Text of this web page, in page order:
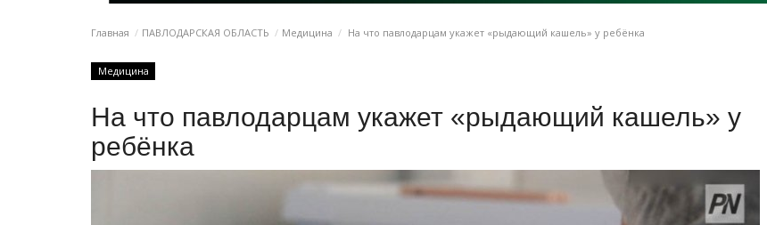
Главная ПАВЛОДАРСКАЯ ОБЛАСТЬ Медицина На что павлодарцам укажет «рыдающий кашель» у ребёнка
Медицина
На что павлодарцам укажет «рыдающий кашель» у
ребёнка